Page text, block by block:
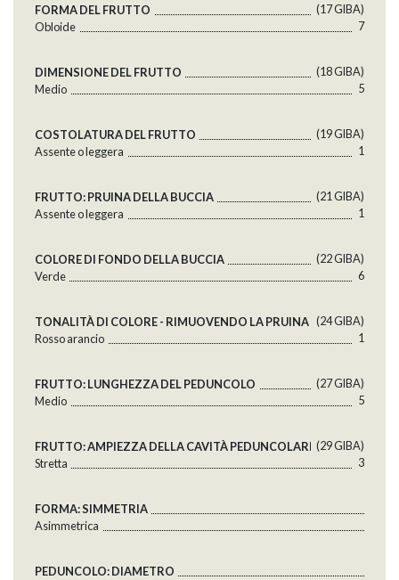
FORMA DEL FRUTTO
(17 GlBA)
Obloide
7
DIMENSIONE DEL FRUTTO
(18 GlBA)
Medio
5
COSTOLATURA DEL FRUTTO
(19 GlBA)
Assente o leggera
1
FRUTTO: PRUINA DELLA BUCCIA
(21 GlBA)
Assente o leggera
1
COLORE DI FONDO DELLA BUCCIA
(22 GlBA)
Verde
6
TONALITÀ DI COLORE - RIMUOVENDO LA PRUINA (24 GlBA)
Rosso arancio
1
FRUTTO: LUNGHEZZA DEL PEDUNCOLO
(27 GlBA)
Medio
5
FRUTTO: AMPIEZZA DELLA CAVITÀ PEDUNCOLARE (29 GlBA)
Stretta
3
FORMA: SIMMETRIA
Asimmetrica
PEDUNCOLO: DIAMETRO